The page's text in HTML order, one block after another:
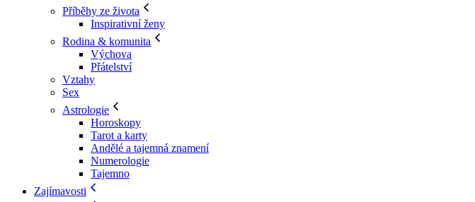
Příběhy ze života
Inspirativní ženy
Rodina & komunita
Výchova
Přátelství
Vztahy
Sex
Astrologie
Horoskopy
Tarot a karty
Andělé a tajemná znamení
Numerologie
Tajemno
Zajímavosti